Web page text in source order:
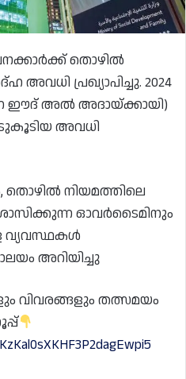
തൊഴിൽ
പ്രഖ്യാപിച്ചു. 2024
ഈദ് അൽ അദായ്‌ക്കായി)
അവധി
നിയമത്തിലെ
ഓവർടൈമിനും
അറിയിച്ചു
വിവരങ്ങളും തത്സമയം